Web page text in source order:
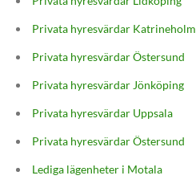
Privata hyresvärdar Katrineholm
Privata hyresvärdar Östersund
Privata hyresvärdar Jönköping
Privata hyresvärdar Uppsala
Privata hyresvärdar Östersund
Lediga lägenheter i Motala